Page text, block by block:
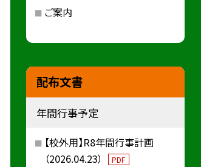
ご案内
配布文書
年間行事予定
【校外用】R8年間行事計画
（2026.04.23）
PDF